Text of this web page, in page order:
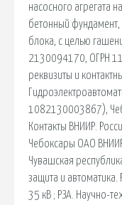
насосного агрегата
бетонный
блока, с целью
2130094170, ОГРН
реквизиты и
1082130003867),
Контакты ВНИИР.
Чебоксары ОАО
Чувашская
защита и
35 кВ ; РЗА. Научно-